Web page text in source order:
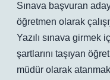
Sınava başvuran
öğretmen olarak
Yazılı sınava girmek
şartlarını taşıyan
müdür olarak